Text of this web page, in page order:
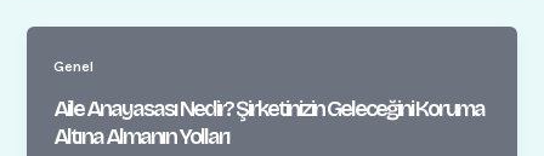
Genel
Aile Anayasası Nedir? Şirketinizin Geleceğini Koruma
Altına Almanın Yolları